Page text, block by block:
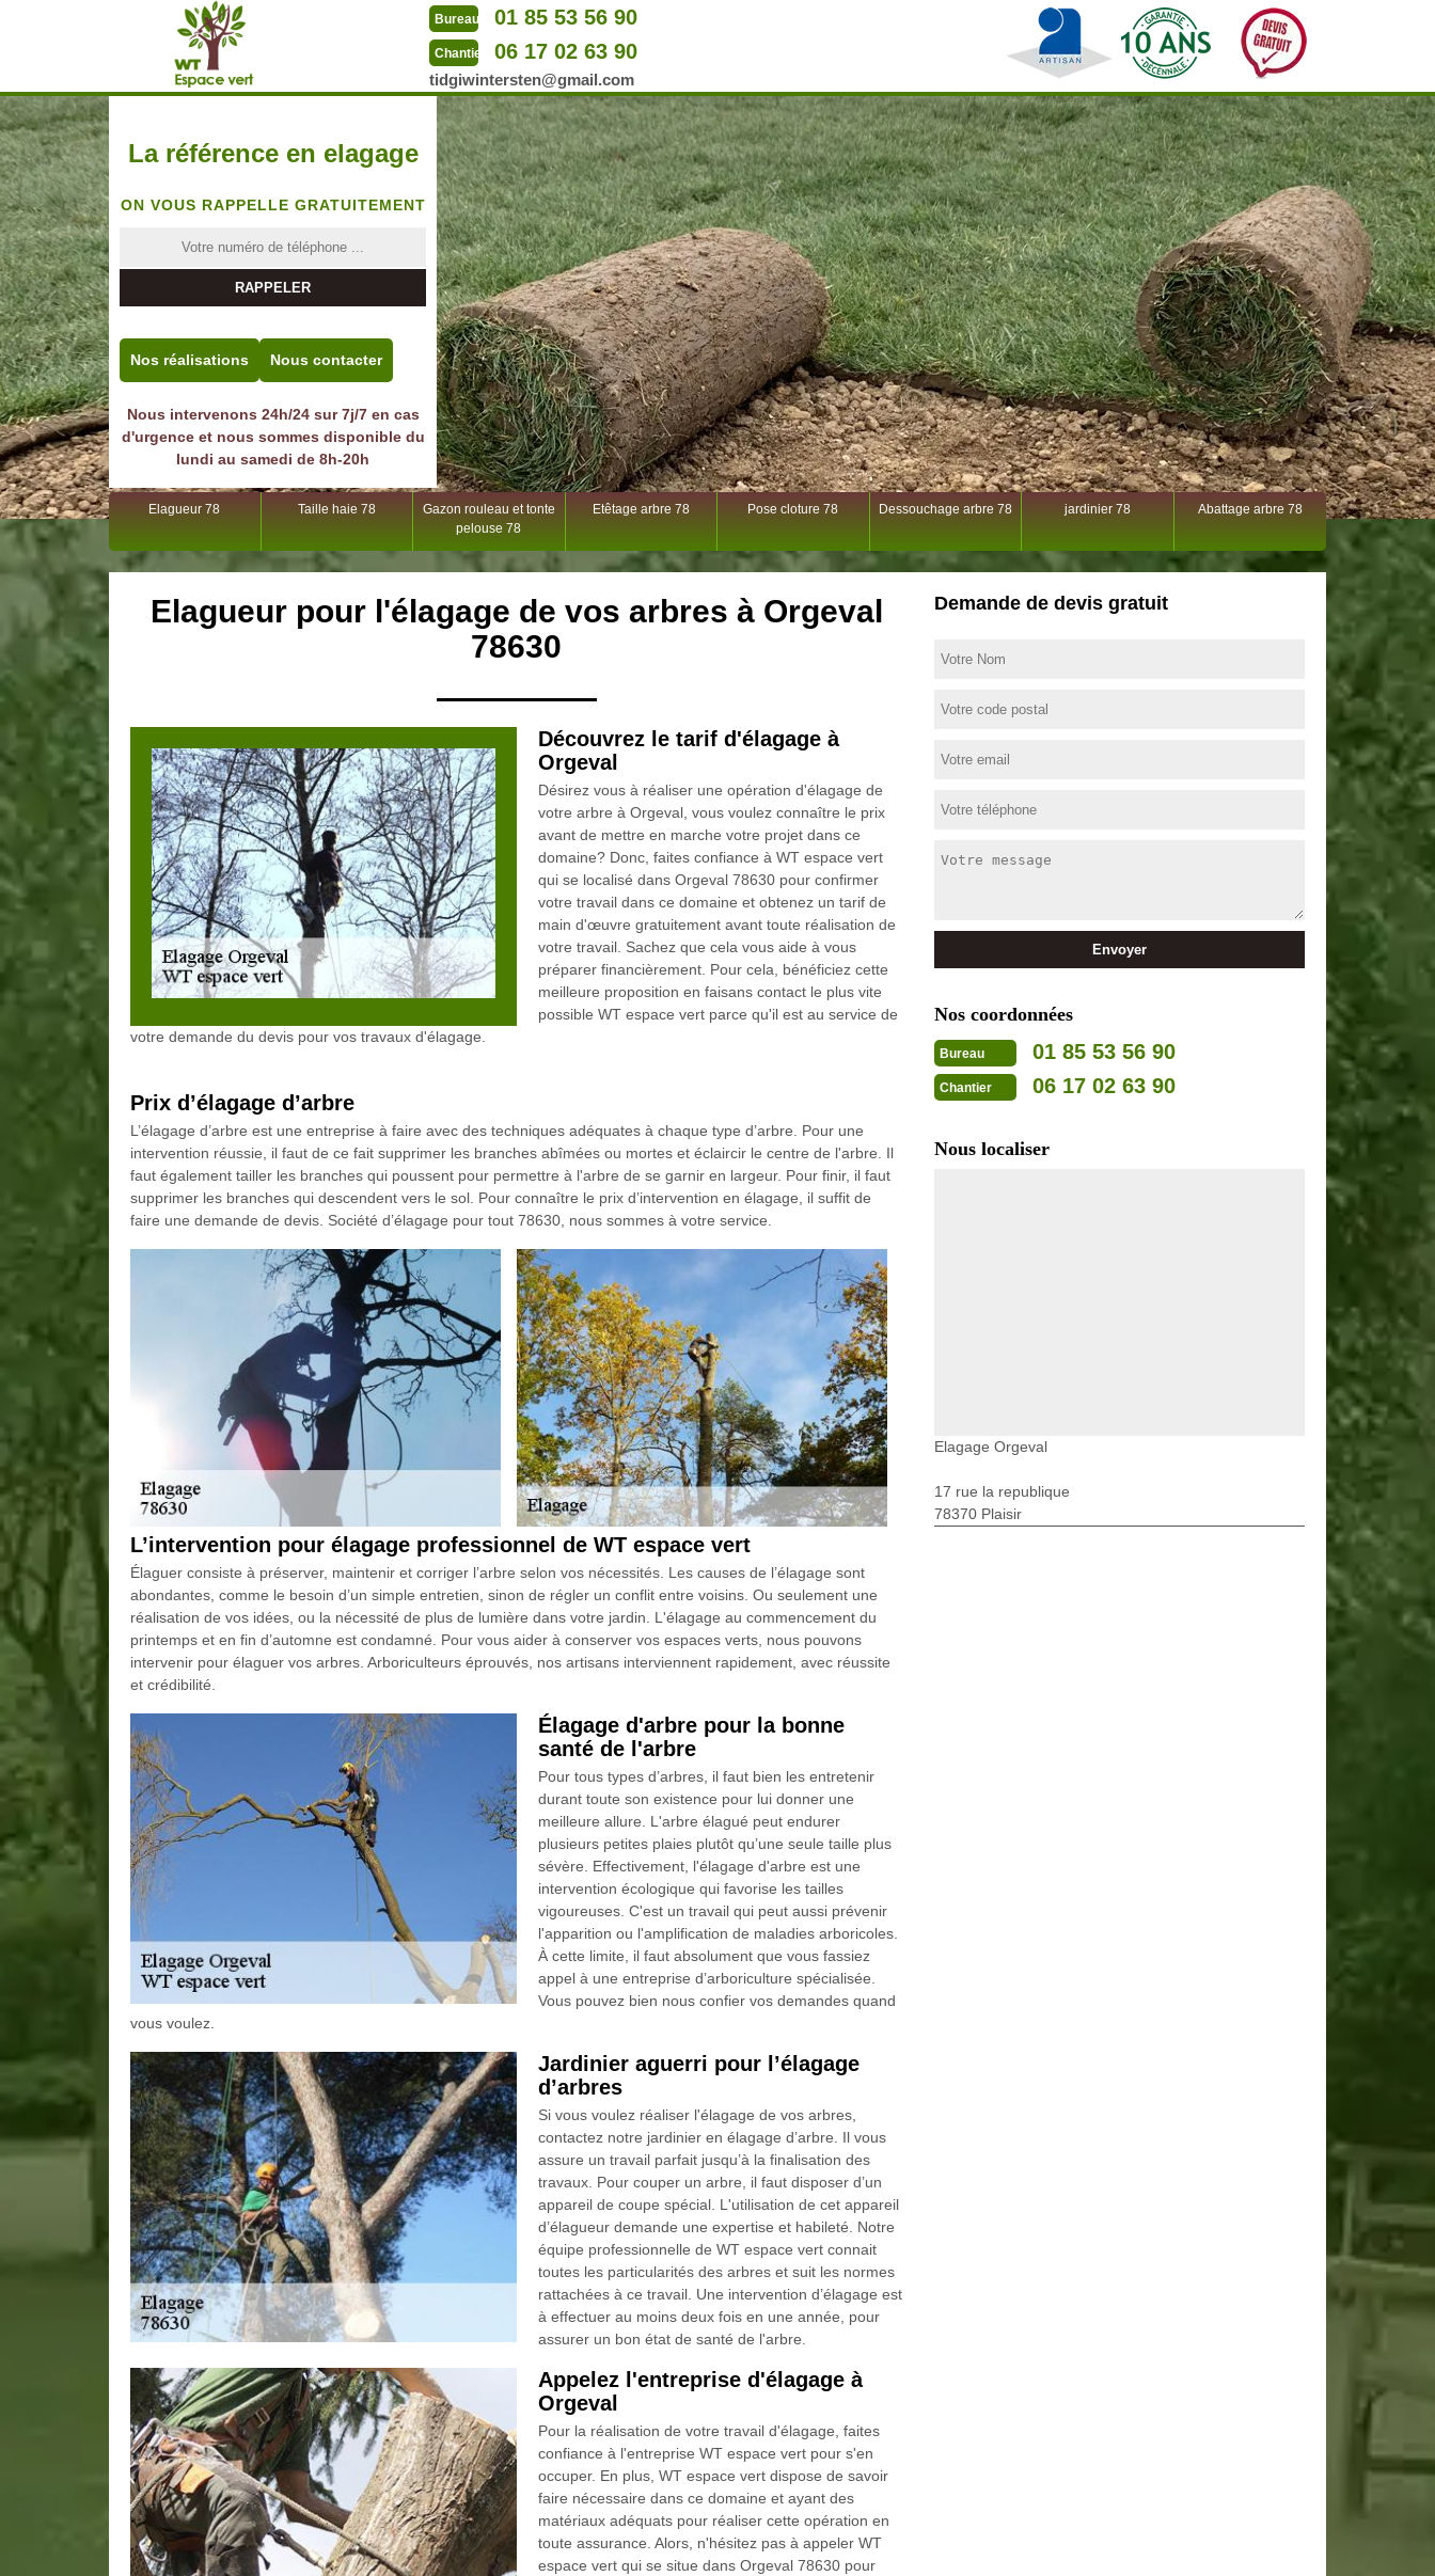
Bureau 01 85 53 56 90
Chantier 06 17 02 63 90
tidgiwintersten@gmail.com
La référence en elagage
ON VOUS RAPPELLE GRATUITEMENT
Nos réalisations Nous contacter
Nous intervenons 24h/24 sur 7j/7 en cas
d'urgence et nous sommes disponible du
lundi au samedi de 8h-20h
Elagueur 78 Taille haie 78
Gazon rouleau et tonte
pelouse 78
Etêtage arbre 78 Pose cloture 78 Dessouchage arbre 78 jardinier 78 Abattage arbre 78
Elagueur pour l'élagage de vos arbres à Orgeval
78630
Découvrez le tarif d'élagage à
Orgeval
Désirez vous à réaliser une opération d'élagage de
votre arbre à Orgeval, vous voulez connaître le prix
avant de mettre en marche votre projet dans ce
domaine? Donc, faites confiance à WT espace vert
qui se localisé dans Orgeval 78630 pour confirmer
votre travail dans ce domaine et obtenez un tarif de
main d'œuvre gratuitement avant toute réalisation de
votre travail. Sachez que cela vous aide à vous
préparer financièrement. Pour cela, bénéficiez cette
meilleure proposition en faisans contact le plus vite
possible WT espace vert parce qu'il est au service de
votre demande du devis pour vos travaux d'élagage.
Prix d’élagage d’arbre
L’élagage d’arbre est une entreprise à faire avec des techniques adéquates à chaque type d’arbre. Pour une
intervention réussie, il faut de ce fait supprimer les branches abîmées ou mortes et éclaircir le centre de l'arbre. Il
faut également tailler les branches qui poussent pour permettre à l'arbre de se garnir en largeur. Pour finir, il faut
supprimer les branches qui descendent vers le sol. Pour connaître le prix d’intervention en élagage, il suffit de
faire une demande de devis. Société d’élagage pour tout 78630, nous sommes à votre service.
L’intervention pour élagage professionnel de WT espace vert
Élaguer consiste à préserver, maintenir et corriger l’arbre selon vos nécessités. Les causes de l’élagage sont
abondantes, comme le besoin d’un simple entretien, sinon de régler un conflit entre voisins. Ou seulement une
réalisation de vos idées, ou la nécessité de plus de lumière dans votre jardin. L'élagage au commencement du
printemps et en fin d’automne est condamné. Pour vous aider à conserver vos espaces verts, nous pouvons
intervenir pour élaguer vos arbres. Arboriculteurs éprouvés, nos artisans interviennent rapidement, avec réussite
et crédibilité.
Élagage d'arbre pour la bonne
santé de l'arbre
Pour tous types d’arbres, il faut bien les entretenir
durant toute son existence pour lui donner une
meilleure allure. L'arbre élagué peut endurer
plusieurs petites plaies plutôt qu’une seule taille plus
sévère. Effectivement, l'élagage d'arbre est une
intervention écologique qui favorise les tailles
vigoureuses. C'est un travail qui peut aussi prévenir
l'apparition ou l'amplification de maladies arboricoles.
À cette limite, il faut absolument que vous fassiez
appel à une entreprise d’arboriculture spécialisée.
Vous pouvez bien nous confier vos demandes quand
vous voulez.
Jardinier aguerri pour l’élagage
d’arbres
Si vous voulez réaliser l'élagage de vos arbres,
contactez notre jardinier en élagage d’arbre. Il vous
assure un travail parfait jusqu’à la finalisation des
travaux. Pour couper un arbre, il faut disposer d’un
appareil de coupe spécial. L'utilisation de cet appareil
d’élagueur demande une expertise et habileté. Notre
équipe professionnelle de WT espace vert connait
toutes les particularités des arbres et suit les normes
rattachées à ce travail. Une intervention d’élagage est
à effectuer au moins deux fois en une année, pour
assurer un bon état de santé de l'arbre.
Appelez l'entreprise d'élagage à
Orgeval
Pour la réalisation de votre travail d'élagage, faites
confiance à l'entreprise WT espace vert pour s'en
occuper. En plus, WT espace vert dispose de savoir
faire nécessaire dans ce domaine et ayant des
matériaux adéquats pour réaliser cette opération en
toute assurance. Alors, n'hésitez pas à appeler WT
espace vert qui se situe dans Orgeval 78630 pour
Demande de devis gratuit
Nos coordonnées
Bureau 01 85 53 56 90
Chantier 06 17 02 63 90
Nous localiser
Elagage Orgeval
17 rue la republique
78370 Plaisir